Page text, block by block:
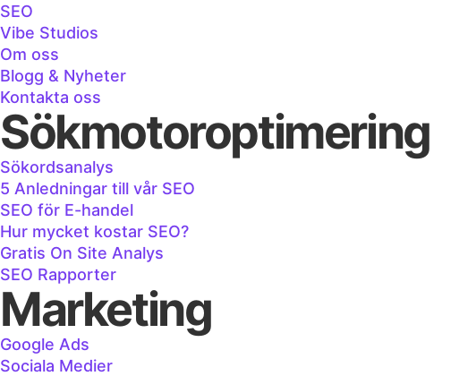
SEO
Vibe Studios
Om oss
Blogg & Nyheter
Kontakta oss
Sökmotoroptimering
Sökordsanalys
5 Anledningar till vår SEO
SEO för E-handel
Hur mycket kostar SEO?
Gratis On Site Analys
SEO Rapporter
Marketing
Google Ads
Sociala Medier